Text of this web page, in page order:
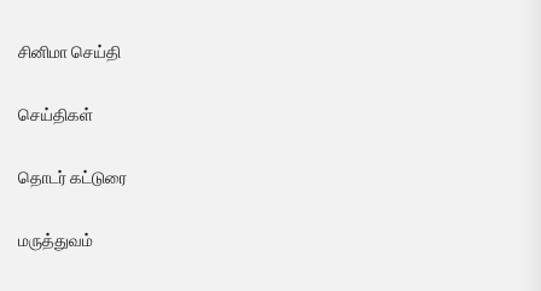
சினிமா செய்தி
செய்திகள்
தொடர் கட்டுரை
மருத்துவம்